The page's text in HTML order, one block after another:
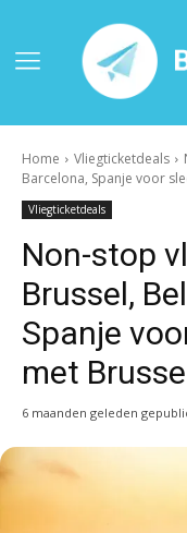
Home Vliegticketdeals
Barcelona, Spanje voor
Vliegticketdeals
Non-stop
Brussel,
Spanje
met
6 maanden geleden